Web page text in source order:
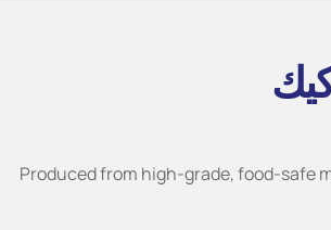
Produced from high-grade, food-safe